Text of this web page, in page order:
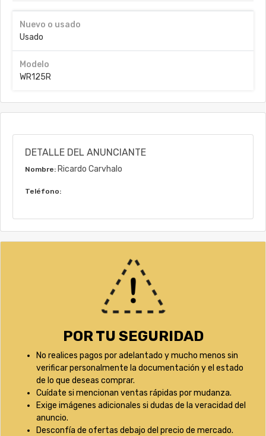
Nuevo o usado
Usado
Modelo
WR125R
DETALLE DEL ANUNCIANTE
Nombre: Ricardo Carvhalo
Teléfono:
POR TU SEGURIDAD
No realices pagos por adelantado y mucho menos sin
verificar personalmente la documentación y el estado
de lo que deseas comprar.
Cuídate si mencionan ventas rápidas por mudanza.
Exige imágenes adicionales si dudas de la veracidad del
anuncio.
Desconfía de ofertas debajo del precio de mercado.